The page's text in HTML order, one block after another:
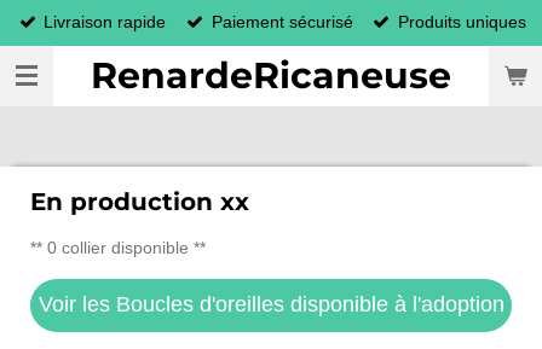
Passer
au
contenu
principal
RenardeRicaneuse
Livraison rapide Paiement sécurisé Produits uniques
En production xx
** 0 collier disponible **
Voir les Boucles d'oreilles disponible à l'adoption